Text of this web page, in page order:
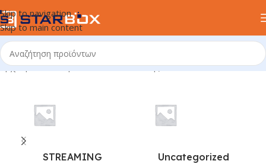
Skip to navigation
Skip to main content
Αρχική σελίδα/Προϊόν Κατασκευαστής/Meta
STREAMING
Uncategorized